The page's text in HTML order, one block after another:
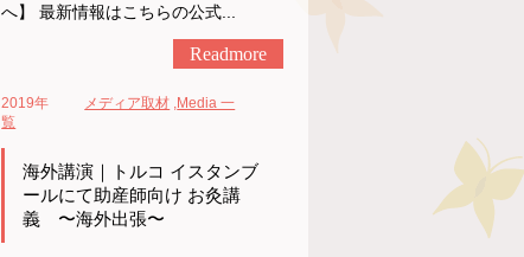
へ】 最新情報はこちらの公式...
Readmore
2019年 メディア取材 ,Media 一
覧
海外講演｜トルコ イスタンブ
ールにて助産師向け お灸講
義 〜海外出張〜